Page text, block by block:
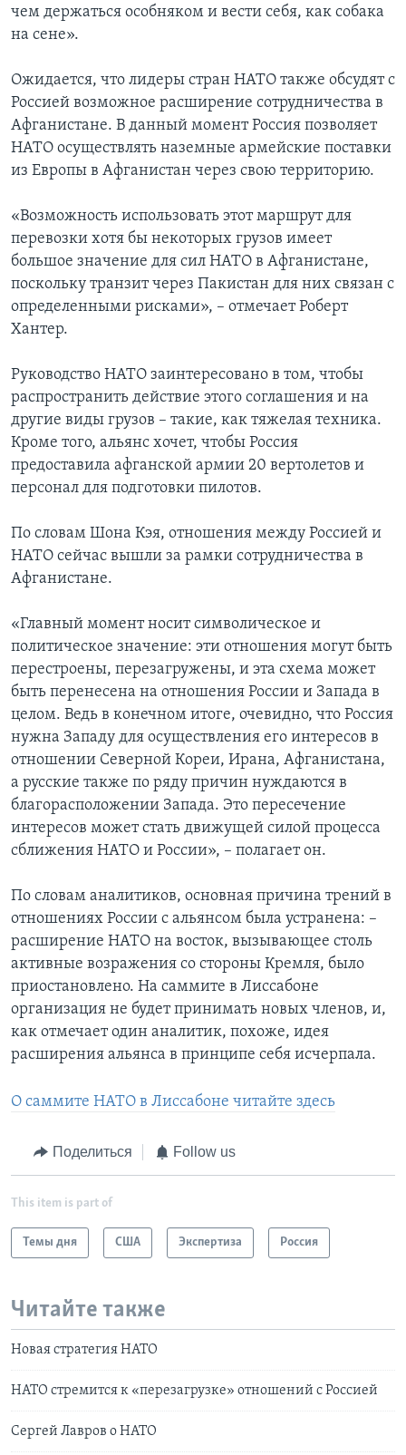
чем держаться особняком и вести себя, как собака
на сене».
Ожидается, что лидеры стран НАТО также обсудят с
Россией возможное расширение сотрудничества в
Афганистане. В данный момент Россия позволяет
НАТО осуществлять наземные армейские поставки
из Европы в Афганистан через свою территорию.
«Возможность использовать этот маршрут для
перевозки хотя бы некоторых грузов имеет
большое значение для сил НАТО в Афганистане,
поскольку транзит через Пакистан для них связан с
определенными рисками», – отмечает Роберт
Хантер.
Руководство НАТО заинтересовано в том, чтобы
распространить действие этого соглашения и на
другие виды грузов – такие, как тяжелая техника.
Кроме того, альянс хочет, чтобы Россия
предоставила афганской армии 20 вертолетов и
персонал для подготовки пилотов.
По словам Шона Кэя, отношения между Россией и
НАТО сейчас вышли за рамки сотрудничества в
Афганистане.
«Главный момент носит символическое и
политическое значение: эти отношения могут быть
перестроены, перезагружены, и эта схема может
быть перенесена на отношения России и Запада в
целом. Ведь в конечном итоге, очевидно, что Россия
нужна Западу для осуществления его интересов в
отношении Северной Кореи, Ирана, Афганистана,
а русские также по ряду причин нуждаются в
благорасположении Запада. Это пересечение
интересов может стать движущей силой процесса
сближения НАТО и России», – полагает он.
По словам аналитиков, основная причина трений в
отношениях России с альянсом была устранена: –
расширение НАТО на восток, вызывающее столь
активные возражения со стороны Кремля, было
приостановлено. На саммите в Лиссабоне
организация не будет принимать новых членов, и,
как отмечает один аналитик, похоже, идея
расширения альянса в принципе себя исчерпала.
О саммите НАТО в Лиссабоне читайте здесь
Поделиться Follow us
This item is part of
Темы дня США Экспертиза Россия
Читайте также
Новая стратегия НАТО
НАТО стремится к «перезагрузке» отношений с Россией
Сергей Лавров о НАТО